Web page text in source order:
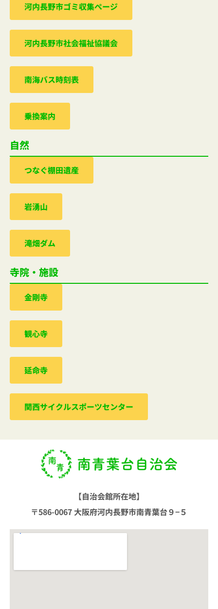
河内⻑野市ゴミ収集ぺージ
河内⻑野市社会福祉協議会
南海バス時刻表
乗換案内
自然
つなぐ棚田遺産
岩湧山
滝畑ダム
寺院・施設
金剛寺
観心寺
延命寺
関西サイクルスポーツセンター
【自治会館所在地】
〒586-0067 大阪府河内長野市南青葉台９−５